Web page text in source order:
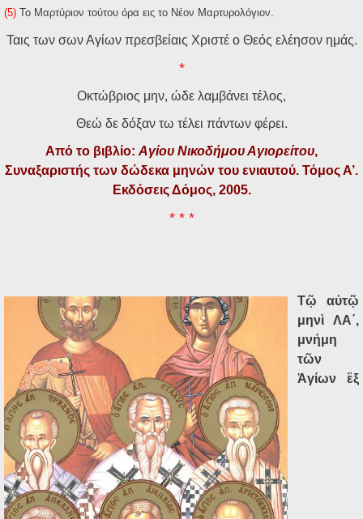
(5) Το Μαρτύριον τούτου όρα εις το Νέον Μαρτυρολόγιον.
Ταις των σων Αγίων πρεσβείαις Χριστέ ο Θεός ελέησον ημάς.
*
Οκτώβριος μην, ώδε λαμβάνει τέλος,
Θεώ δε δόξαν τω τέλει πάντων φέρει.
Από το βιβλίο: Αγίου Νικοδήμου Αγιορείτου,
Συναξαριστής των δώδεκα μηνών του ενιαυτού. Τόμος Α’.
Εκδόσεις Δόμος, 2005.
* * *
Τῷ αὐτῷ
μηνὶ ΛΑ΄,
μνήμη
τῶν
Ἁγίων ἓξ